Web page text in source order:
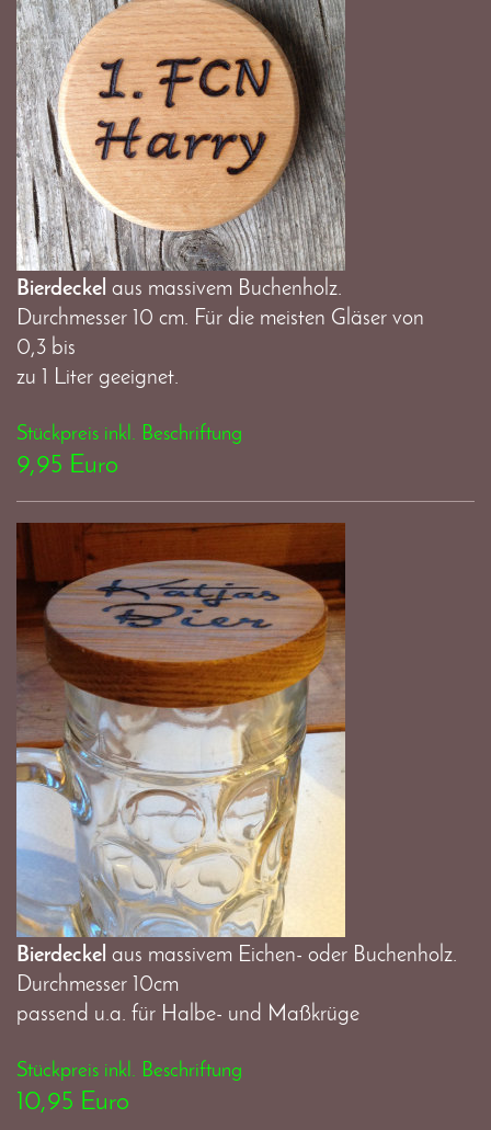
Bierdeckel aus massivem Buchenholz.
Durchmesser 10 cm. Für die meisten Gläser von
0,3 bis
zu 1 Liter geeignet.
Stückpreis inkl. Beschriftung
9,95 Euro
Bierdeckel aus massivem Eichen- oder Buchenholz.
Durchmesser 10cm
passend u.a. für Halbe- und Maßkrüge
Stückpreis inkl. Beschriftung
10,95 Euro